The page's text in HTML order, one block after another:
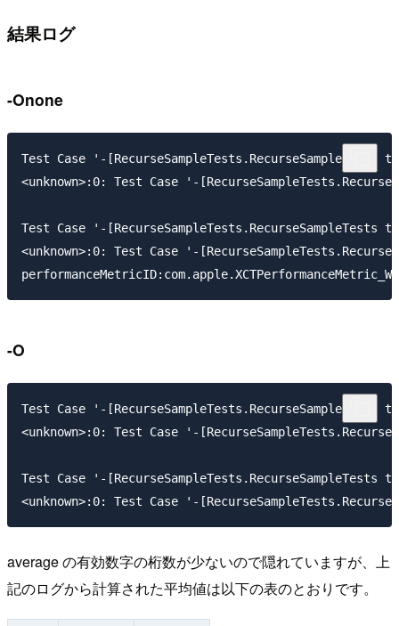
結果ログ
-Onone
Test Case '-[RecurseSampleTests.RecurseSampleTests
<unknown>:0: Test Case '-
Test Case '-[RecurseSampleTests.RecurseSampleTests
<unknown>:0: Test Case '-
-O
Test Case '-[RecurseSampleTests.RecurseSampleTests
<unknown>:0: Test Case '-
Test Case '-[RecurseSampleTests.RecurseSampleTests
average の有効数字の桁数が少ないので隠れていますが、上
記のログから計算された平均値は以下の表のとおりです。